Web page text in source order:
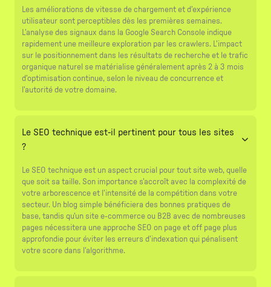
Les améliorations de vitesse de chargement et d'expérience
utilisateur sont perceptibles dès les premières semaines.
L'analyse des signaux dans la Google Search Console indique
rapidement une meilleure exploration par les crawlers. L'impact
sur le positionnement dans les résultats de recherche et le trafic
organique naturel se matérialise généralement après 2 à 3 mois
d'optimisation continue, selon le niveau de concurrence et
l'autorité de votre domaine.
Le SEO technique est-il pertinent pour tous les sites
?
Le SEO technique est un aspect crucial pour tout site web, quelle
que soit sa taille. Son importance s'accroît avec la complexité de
votre arborescence et l'intensité de la compétition dans votre
secteur. Un blog simple bénéficiera des bonnes pratiques de
base, tandis qu'un site e-commerce ou B2B avec de nombreuses
pages nécessitera une approche SEO on page et off page plus
approfondie pour éviter les erreurs d'indexation qui pénalisent
votre score dans l'algorithme.